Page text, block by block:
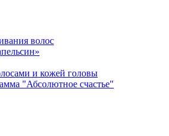
волос
и кожей головы
"Абсолютное счастье"